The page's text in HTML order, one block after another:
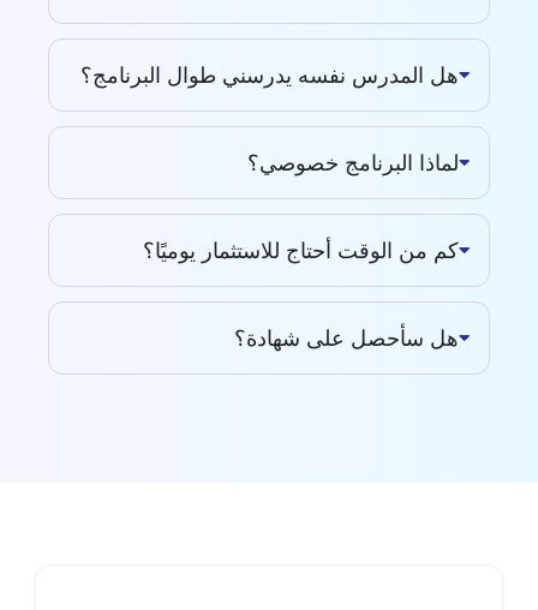
هل المدرس نفسه يدرسني طوال البرنامج؟
لماذا البرنامج خصوصي؟
كم من الوقت أحتاج للاستثمار يوميًا؟
هل سأحصل على شهادة؟